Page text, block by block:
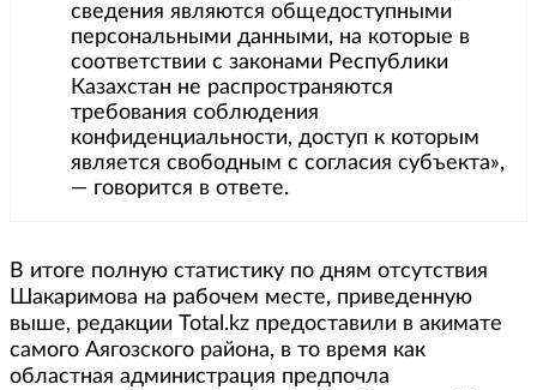
сведения являются общедоступными
персональными данными, на которые в
соответствии с законами Республики
Казахстан не распространяются
требования соблюдения
конфиденциальности, доступ к которым
является свободным с согласия субъекта»,
— говорится в ответе.
В итоге полную статистику по дням отсутствия
Шакаримова на рабочем месте, приведенную
выше, редакции Total.kz предоставили в акимате
самого Аягозского района, в то время как
областная администрация предпочла